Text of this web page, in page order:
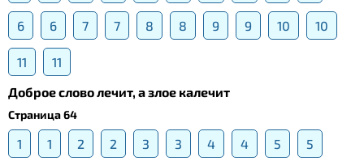
6 6 7 7 8 8 9 9 10 10
11
11
Доброе слово лечит, а злое калечит
Страница 64
1 1 2 2 3 3 4 4 5 5